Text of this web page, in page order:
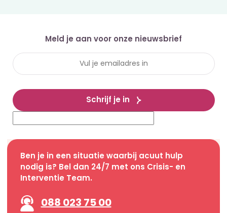
Meld je aan voor onze nieuwsbrief
Schrijf je in
Ben je in een situatie waarbij acuut hulp
nodig is? Bel dan 24/7 met ons Crisis- en
Interventie Team.
088 023 75 00